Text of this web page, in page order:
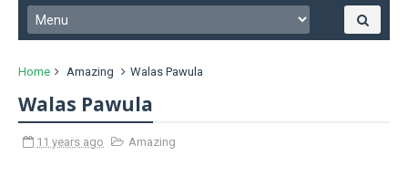
Home Amazing Walas Pawula
Walas Pawula
11 years ago Amazing